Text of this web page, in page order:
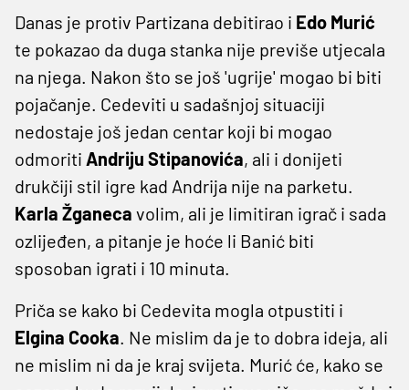
Danas je protiv Partizana debitirao i Edo Murić
te pokazao da duga stanka nije previše utjecala
na njega. Nakon što se još 'ugrije' mogao bi biti
pojačanje. Cedeviti u sadašnjoj situaciji
nedostaje još jedan centar koji bi mogao
odmoriti Andriju Stipanovića, ali i donijeti
drukčiji stil igre kad Andrija nije na parketu.
Karla Žganeca volim, ali je limitiran igrač i sada
ozlijeđen, a pitanje je hoće li Banić biti
sposoban igrati i 10 minuta.
Priča se kako bi Cedevita mogla otpustiti i
Elgina Cooka. Ne mislim da je to dobra ideja, ali
ne mislim ni da je kraj svijeta. Murić će, kako se